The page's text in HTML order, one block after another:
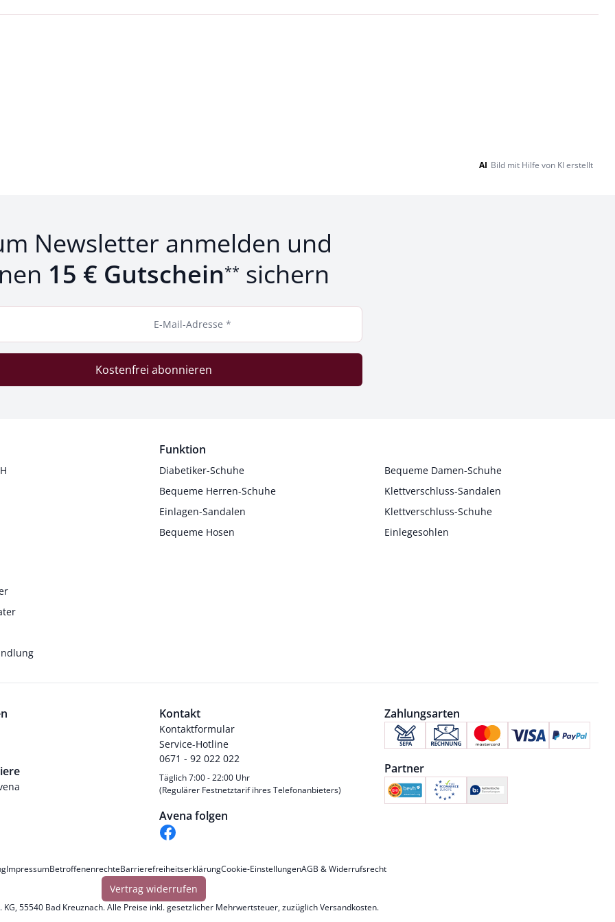
AI Bild mit Hilfe von KI erstellt
Newsletter anmelden und
15 € Gutschein** sichern
E-Mail-Adresse *
Kostenfrei abonnieren
Funktion
Diabetiker-Schuhe
Bequeme Damen-Schuhe
Bequeme Herren-Schuhe
Klettverschluss-Sandalen
Einlagen-Sandalen
Klettverschluss-Schuhe
Bequeme Hosen
Einlegesohlen
Kontakt
Kontaktformular
Service-Hotline
0671 - 92 022 022
Täglich 7:00 - 22:00 Uhr
(Regulärer Festnetztarif ihres Telefonanbieters)
Avena folgen
Zahlungsarten
Partner
ImpressumBetroffenenrechteBarrierefreiheitserklärungCookie-EinstellungenAGB & Widerrufsrecht
Vertrag widerrufen
KG, 55540 Bad Kreuznach. Alle Preise inkl. gesetzlicher Mehrwertsteuer, zuzüglichVersandkosten.